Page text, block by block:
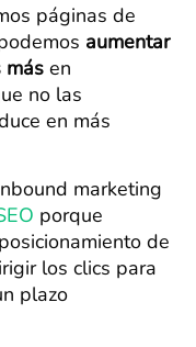
páginas de
aumentar
más en
no las
en más
marketing
porque
de
los clics para
plazo